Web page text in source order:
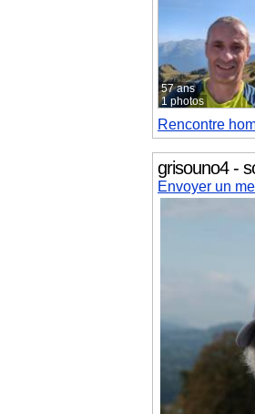
57 ans
1 photos
Rencontre
grisouno4 -
Envoyer un